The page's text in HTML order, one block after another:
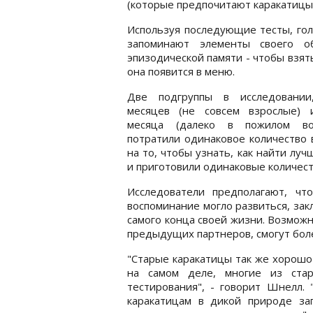
(которые предпочитают
Используя последующие тесты,
запоминают элементы своего
эпизодической памяти - чтобы
она появится в меню.
Две подгруппы в
месяцев (не совсем взрослые)
месяца (далеко в пожилом
потратили одинаковое количество
на то, чтобы узнать, как найти
и приготовили одинаковые
Исследователи предполагают,
воспоминание могло развиться,
самого конца своей жизни.
предыдущих партнеров, смогут
"Старые каракатицы так же
на самом деле, многие из
тестирования", - говорит
каракатицам в дикой природе